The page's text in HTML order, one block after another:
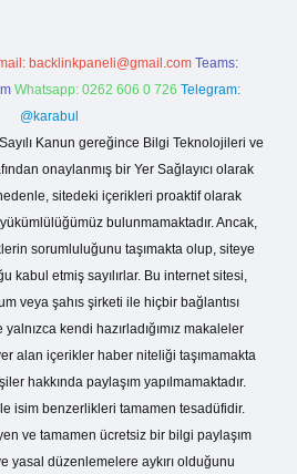
backlinkpaneli@gmail.com Teams:
Whatsapp: 0262 606 0 726 Telegram:
@karabul
Kanun gereğince Bilgi Teknolojileri ve
onaylanmış bir Yer Sağlayıcı olarak
sitedeki içerikleri proaktif olarak
bulunmamaktadır. Ancak,
sorumluluğunu taşımakta olup, siteye
kabul etmiş sayılırlar. Bu internet sitesi,
veya şahıs şirketi ile hiçbir bağlantısı
kendi hazırladığımız makaleler
alan içerikler haber niteliği taşımamakta
hakkında paylaşım yapılmamaktadır.
isim benzerlikleri tamamen tesadüfidir.
ve tamamen ücretsiz bir bilgi paylaşım
yasal düzenlemelere aykırı olduğunu